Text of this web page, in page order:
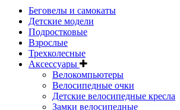
Беговелы и самокаты
Детские модели
Подростковые
Взрослые
Трехколесные
Аксессуары
Велокомпьютеры
Велосипедные очки
Детские велосипедные кресла
Замки велосипедные